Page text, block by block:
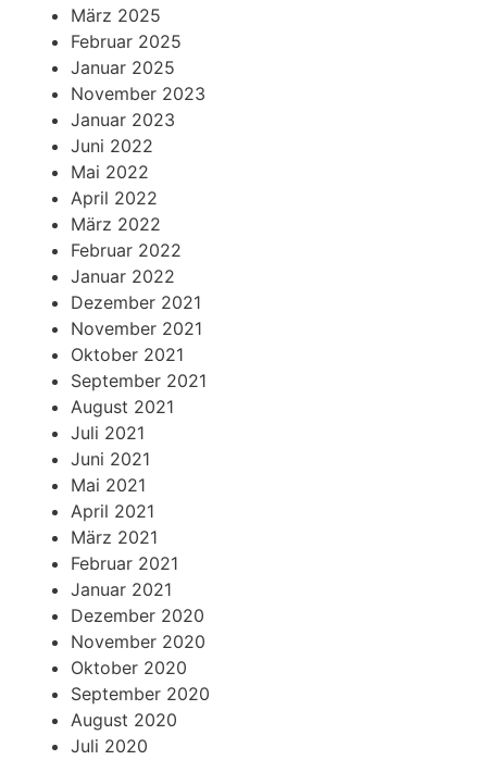
März 2025
Februar 2025
Januar 2025
November 2023
Januar 2023
Juni 2022
Mai 2022
April 2022
März 2022
Februar 2022
Januar 2022
Dezember 2021
November 2021
Oktober 2021
September 2021
August 2021
Juli 2021
Juni 2021
Mai 2021
April 2021
März 2021
Februar 2021
Januar 2021
Dezember 2020
November 2020
Oktober 2020
September 2020
August 2020
Juli 2020